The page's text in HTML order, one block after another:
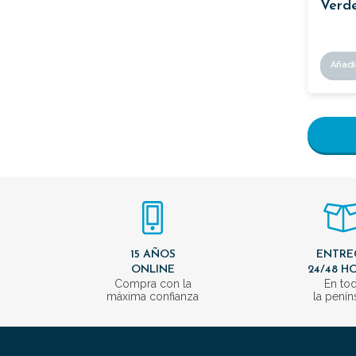
15 AÑOS
ONLINE
Compra con la
máxima confianza
24/48
En
la